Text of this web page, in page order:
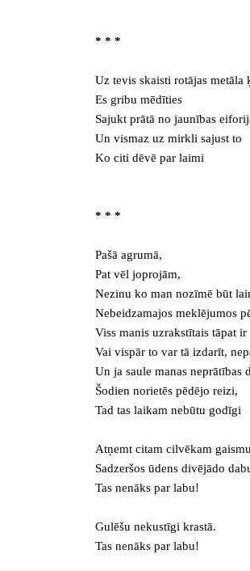
* * *
Uz tevis skaisti rotājas metāla
Es gribu mēdīties
Sajukt prātā no jaunības
Un vismaz uz mirkli sajust to
Ko citi dēvē par laimi
* * *
Pašā agrumā,
Pat vēl joprojām,
Nezinu ko man nozīmē būt
Nebeidzamajos meklējumos
Viss manis uzrakstītais tāpat ir
Vai vispār to var tā izdarīt,
Un ja saule manas neprātības
Šodien norietēs pēdējo reizi,
Tad tas laikam nebūtu godīgi
Atņemt citam cilvēkam
Sadzeršos ūdens divējādo
Tas nenāks par labu!
Gulēšu nekustīgi krastā.
Tas nenāks par labu!